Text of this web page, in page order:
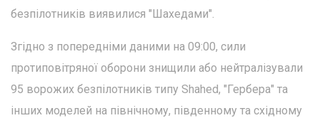
безпілотників виявилися "Шахедами".
Згідно з попередніми даними на 09:00, сили
протиповітряної оборони знищили або нейтралізували
95 ворожих безпілотників типу Shahed, "Гербера" та
інших моделей на північному, південному та східному